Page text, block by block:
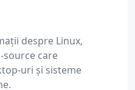
despre Linux,
source care
uri și sisteme